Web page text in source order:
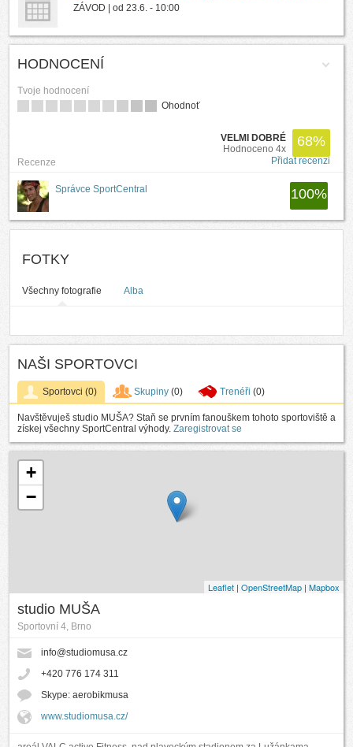
ZÁVOD | od 23.6. - 10:00
HODNOCENÍ
Tvoje hodnocení
Ohodnoť
68%
VELMI DOBRÉ
Hodnoceno 4x
Recenze
Přidat recenzi
Správce SportCentral 100%
FOTKY
Všechny fotografie Alba
NAŠI SPORTOVCI
Sportovci (0) Skupiny (0) Trenéři (0)
Navštěvuješ studio MUŠA? Staň se prvním fanouškem tohoto sportoviště a
získej všechny SportCentral výhody. Zaregistrovat se
+
−
Leaflet | OpenStreetMap | Mapbox
studio MUŠA
Sportovní 4, Brno
info@studiomusa.cz
+420 776 174 311
Skype: aerobikmusa
www.studiomusa.cz/